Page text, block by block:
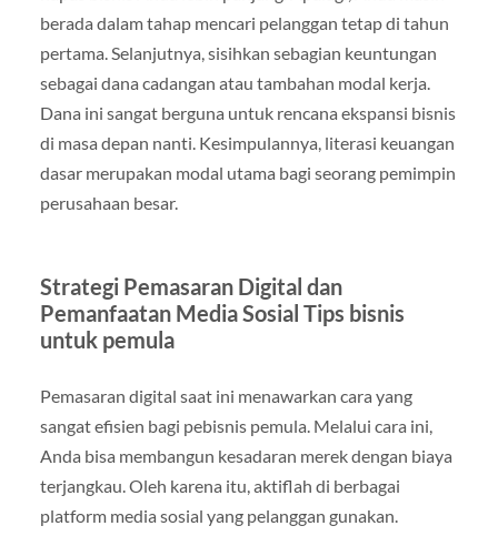
berada dalam tahap mencari pelanggan tetap di tahun
pertama. Selanjutnya, sisihkan sebagian keuntungan
sebagai dana cadangan atau tambahan modal kerja.
Dana ini sangat berguna untuk rencana ekspansi bisnis
di masa depan nanti. Kesimpulannya, literasi keuangan
dasar merupakan modal utama bagi seorang pemimpin
perusahaan besar.
Strategi Pemasaran Digital dan
Pemanfaatan Media Sosial Tips bisnis
untuk pemula
Pemasaran digital saat ini menawarkan cara yang
sangat efisien bagi pebisnis pemula. Melalui cara ini,
Anda bisa membangun kesadaran merek dengan biaya
terjangkau. Oleh karena itu, aktiflah di berbagai
platform media sosial yang pelanggan gunakan.